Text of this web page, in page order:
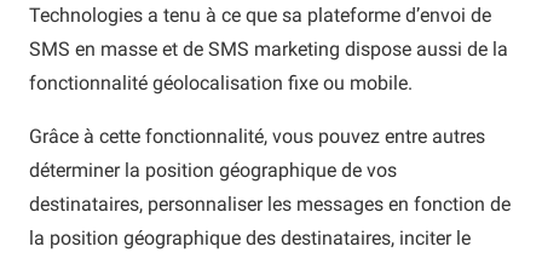
Technologies a tenu à ce que sa plateforme d’envoi de
SMS en masse et de SMS marketing dispose aussi de la
fonctionnalité géolocalisation fixe ou mobile.
Grâce à cette fonctionnalité, vous pouvez entre autres
déterminer la position géographique de vos
destinataires, personnaliser les messages en fonction de
la position géographique des destinataires, inciter le